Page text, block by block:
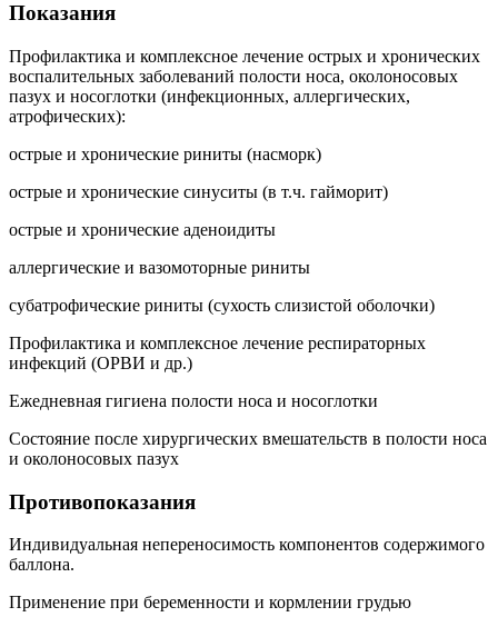
Показания
Профилактика и комплексное лечение острых и хронических
воспалительных заболеваний полости носа, околоносовых
пазух и носоглотки (инфекционных, аллергических,
атрофических):
острые и хронические риниты (насморк)
острые и хронические синуситы (в т.ч. гайморит)
острые и хронические аденоидиты
аллергические и вазомоторные риниты
субатрофические риниты (сухость слизистой оболочки)
Профилактика и комплексное лечение респираторных
инфекций (ОРВИ и др.)
Ежедневная гигиена полости носа и носоглотки
Состояние после хирургических вмешательств в полости носа
и околоносовых пазух
Противопоказания
Индивидуальная непереносимость компонентов содержимого
баллона.
Применение при беременности и кормлении грудью